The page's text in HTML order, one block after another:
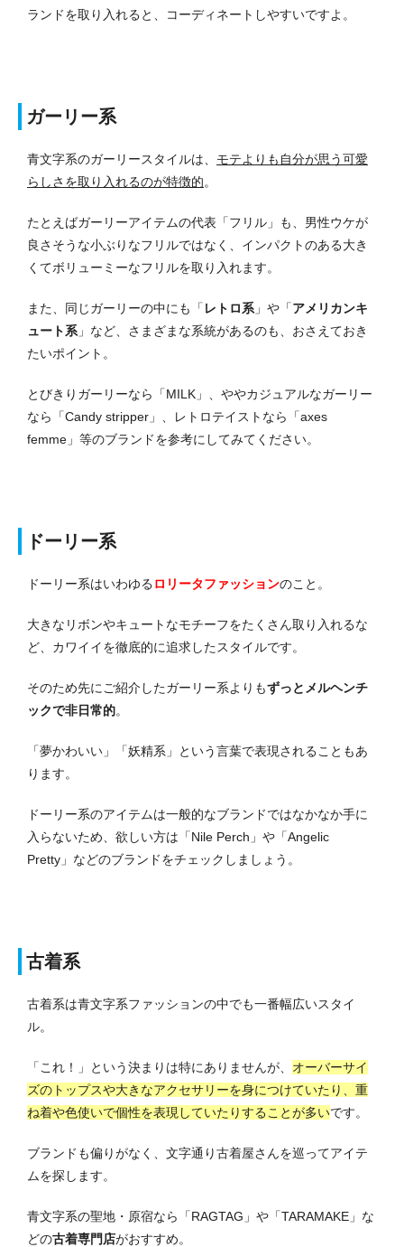
ランドを取り入れると、コーディネートしやすいですよ。
ガーリー系
青文字系のガーリースタイルは、 モテよりも自分が思う可愛
らしさを取り入れるのが特徴的。
たとえばガーリーアイテムの代表「フリル」も、男性ウケが
良さそうな小ぶりなフリルではなく、インパクトのある大き
くてボリューミーなフリルを取り入れます。
また、同じガーリーの中にも「 レトロ系 」や「アメリカンキ
ュート系 」など、さまざまな系統があるのも、おさえておき
たいポイント。
とびきりガーリーなら「MILK」、ややカジュアルなガーリー
なら「Candy stripper」、レトロテイストなら「axes
femme」等のブランドを参考にしてみてください。
ドーリー系
ドーリー系はいわゆる ロリータファッションのこと。
大きなリボンやキュートなモチーフをたくさん取り入れるな
ど、カワイイを徹底的に追求したスタイルです。
そのため先にご紹介したガーリー系よりもずっとメルヘンチ
ックで非日常的。
「夢かわいい」「妖精系」という言葉で表現されることもあ
ります。
ドーリー系のアイテムは一般的なブランドではなかなか手に
入らないため、欲しい方は「Nile Perch」や「Angelic
Pretty」などのブランドをチェックしましょう。
古着系
古着系は青文字系ファッションの中でも一番幅広いスタイ
ル。
「これ！」という決まりは特にありませんが、 オーバーサイ
ズのトップスや大きなアクセサリーを身につけていたり、重
ね着や色使いで個性を表現していたりすることが多いです。
ブランドも偏りがなく、文字通り古着屋さんを巡ってアイテ
ムを探します。
青文字系の聖地・原宿なら「RAGTAG」や「TARAMAKE」な
どの古着専門店がおすすめ。